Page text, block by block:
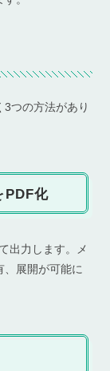
つの方法があり
PDF化
出力します。メ
、展開が可能に